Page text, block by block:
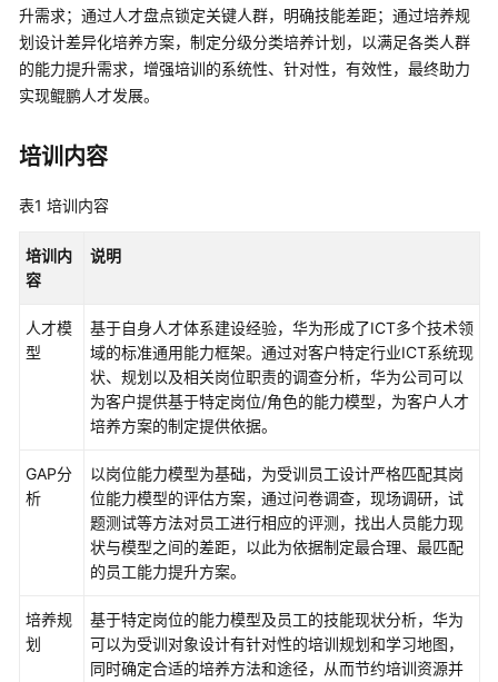
规
划
上
实
云
服
务
数
据
素
集
成
与
实
服
务
升需求；通过人才盘点锁定关键人群，明确技能差距；通过培养规
划设计差异化培养方案，制定分级分类培养计划，以满足各类人群
的能力提升需求，增强培训的系统性、针对性，有效性，最终助力
实现鲲鹏人才发展。
培训内容
表1 培训内容
培训内
容
说明
人才模
型
基于自身人才体系建设经验，华为形成了ICT多个技术领
域的标准通用能力框架。通过对客户特定行业ICT系统现
状、规划以及相关岗位职责的调查分析，华为公司可以
为客户提供基于特定岗位/角色的能力模型，为客户人才
培养方案的制定提供依据。
GAP分
析
以岗位能力模型为基础，为受训员工设计严格匹配其岗
位能力模型的评估方案，通过问卷调查，现场调研，试
题测试等方法对员工进行相应的评测，找出人员能力现
状与模型之间的差距，以此为依据制定最合理、最匹配
的员工能力提升方案。
培养规
划
基于特定岗位的能力模型及员工的技能现状分析，华为
可以为受训对象设计有针对性的培训规划和学习地图，
同时确定合适的培养方法和途径，从而节约培训资源并